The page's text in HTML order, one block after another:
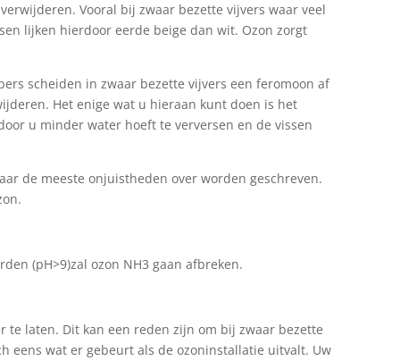
Vooral bij zwaar bezette vijvers waar veel
lijken hierdoor eerde beige dan wit. Ozon zorgt
scheiden in zwaar bezette vijvers een feromoon af
Het enige wat u hieraan kunt doen is het
u minder water hoeft te verversen en de vissen
de meeste onjuistheden over worden geschreven.
(pH>9)zal ozon NH3 gaan afbreken.
laten. Dit kan een reden zijn om bij zwaar bezette
eens wat er gebeurt als de ozoninstallatie uitvalt. Uw